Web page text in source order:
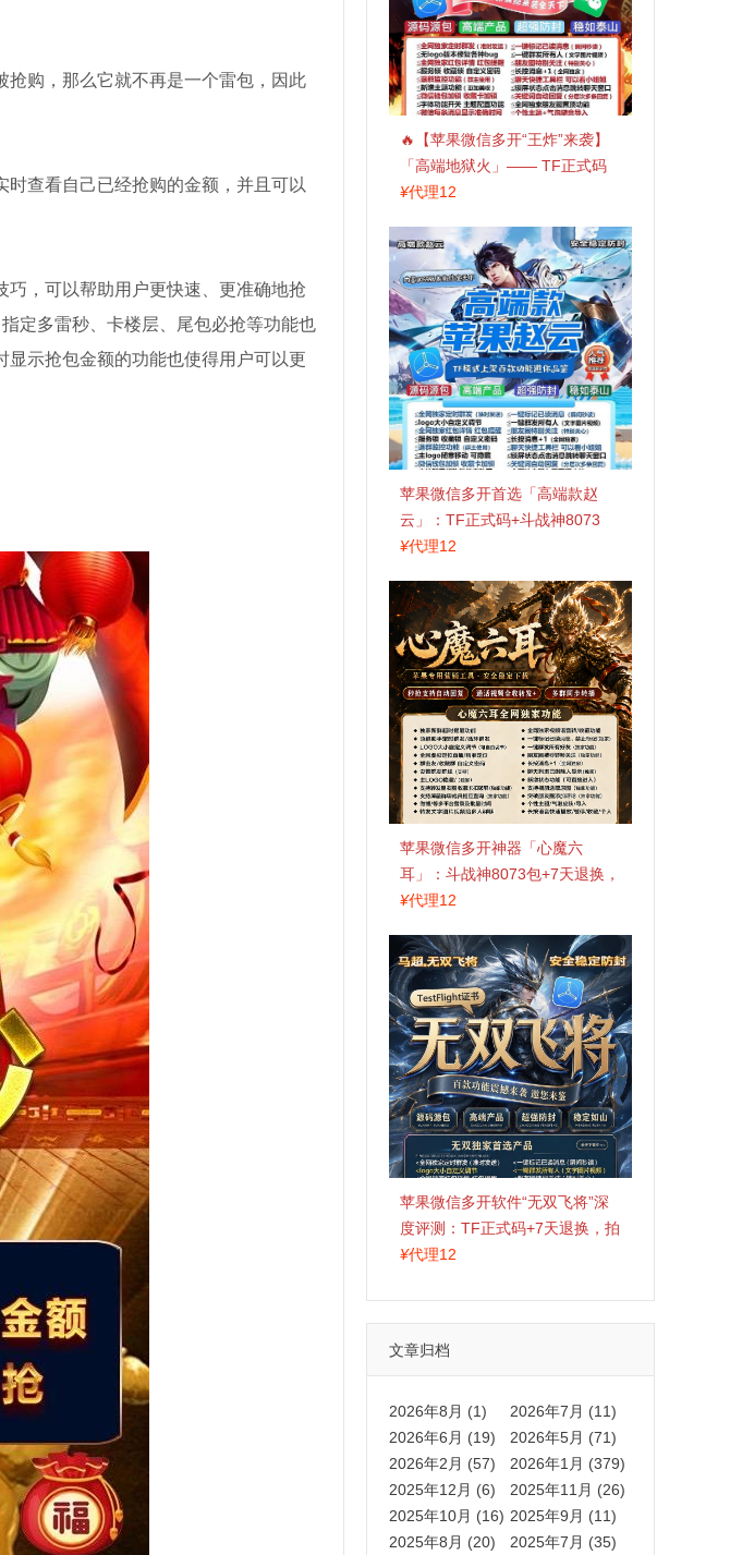
购，那么它就不再是一个雷包，因此
查看自己已经抢购的金额，并且可以
，可以帮助用户更快速、更准确地抢
定多雷秒、卡楼层、尾包必抢等功能也
示抢包金额的功能也使得用户可以更
🔥【苹果微信多开“王炸”来袭】
「高端地狱火」—— TF正式码
+斗战神8073包，7天退换，安全
¥代理12
苹果微信多开首选「高端款赵
云」：TF正式码+斗战神8073
包，7天退换认准拍拍卡激活码
¥代理12
苹果微信多开神器「心魔六
耳」：斗战神8073包+7天退换，
认准拍拍卡激活码商城
¥代理12
苹果微信多开软件“无双飞将”深
度评测：TF正式码+7天退换，拍
拍卡激活码商城正品保障
¥代理12
文章归档
2026年8月 (1)
2026年7月 (11)
2026年6月 (19)
2026年5月 (71)
2026年2月 (57)
2026年1月 (379)
2025年12月 (6)
2025年11月 (26)
2025年10月 (16) 2025年9月 (11)
2025年8月 (20)
2025年7月 (35)